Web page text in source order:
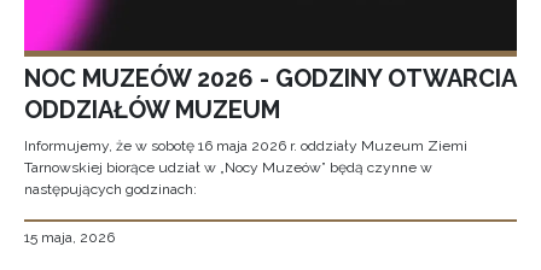
NOC MUZEÓW 2026 - GODZINY OTWARCIA
ODDZIAŁÓW MUZEUM
Informujemy, że w sobotę 16 maja 2026 r. oddziały Muzeum Ziemi
Tarnowskiej biorące udział w „Nocy Muzeów” będą czynne w
następujących godzinach:
15 maja, 2026